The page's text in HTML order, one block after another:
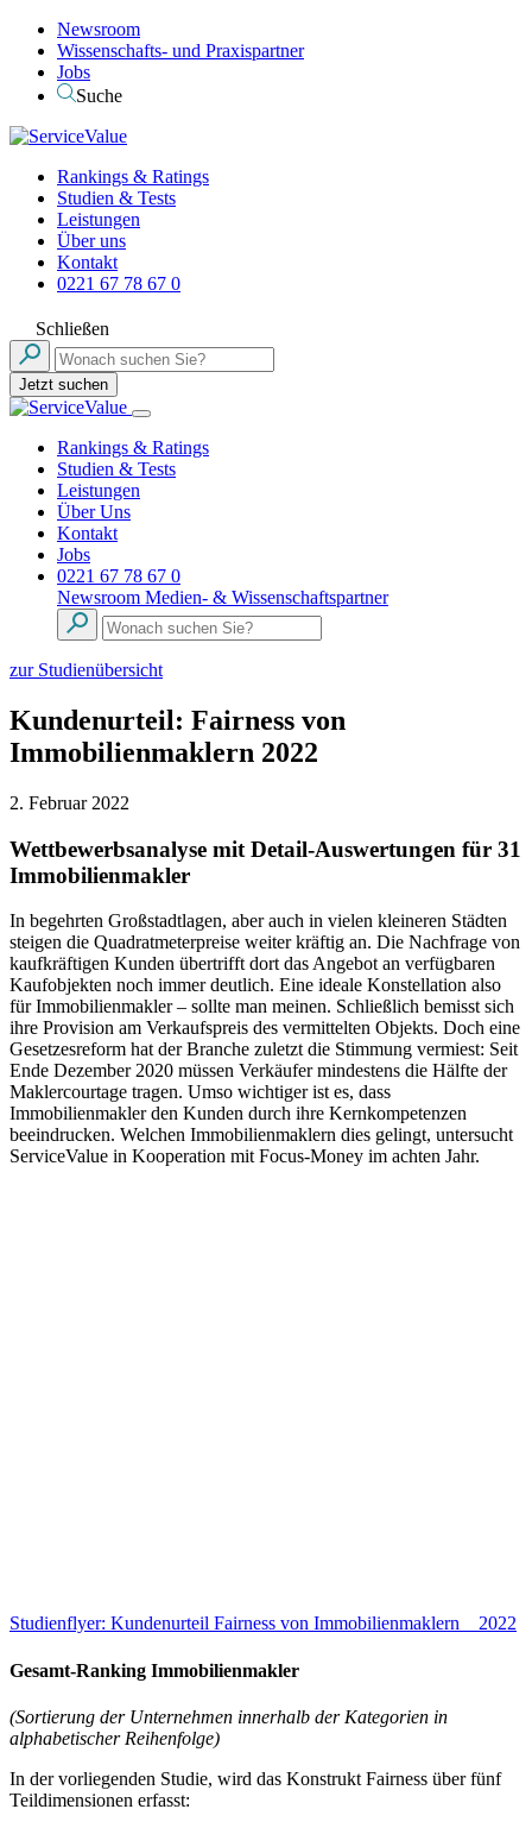
Newsroom
Wissenschafts- und Praxispartner
Jobs
Suche
Rankings & Ratings
Studien & Tests
Leistungen
Über uns
Kontakt
0221 67 78 67 0
Schließen
Jetzt suchen
Rankings & Ratings
Studien & Tests
Leistungen
Über Uns
Kontakt
Jobs
0221 67 78 67 0
Newsroom Medien- & Wissenschaftspartner
zur Studienübersicht
Kundenurteil: Fairness von
Immobilienmaklern 2022
2. Februar 2022
Wettbewerbsanalyse mit Detail-Auswertungen für 31
Immobilienmakler
In begehrten Großstadtlagen, aber auch in vielen kleineren Städten
steigen die Quadratmeterpreise weiter kräftig an. Die Nachfrage von
kaufkräftigen Kunden übertrifft dort das Angebot an verfügbaren
Kaufobjekten noch immer deutlich. Eine ideale Konstellation also
für Immobilienmakler – sollte man meinen. Schließlich bemisst sich
ihre Provision am Verkaufspreis des vermittelten Objekts. Doch eine
Gesetzesreform hat der Branche zuletzt die Stimmung vermiest: Seit
Ende Dezember 2020 müssen Verkäufer mindestens die Hälfte der
Maklercourtage tragen. Umso wichtiger ist es, dass
Immobilienmakler den Kunden durch ihre Kernkompetenzen
beeindrucken. Welchen Immobilienmaklern dies gelingt, untersucht
ServiceValue in Kooperation mit Focus-Money im achten Jahr.
Studienflyer: Kundenurteil Fairness von Immobilienmaklern _ 2022
Gesamt-Ranking Immobilienmakler
(Sortierung der Unternehmen innerhalb der Kategorien in
alphabetischer Reihenfolge)
In der vorliegenden Studie, wird das Konstrukt Fairness über fünf
Teildimensionen erfasst: